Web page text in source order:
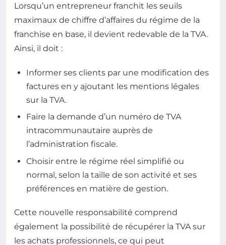
Lorsqu’un entrepreneur franchit les seuils
maximaux de chiffre d’affaires du régime de la
franchise en base, il devient redevable de la TVA.
Ainsi, il doit :
Informer ses clients par une modification des
factures en y ajoutant les mentions légales
sur la TVA.
Faire la demande d’un numéro de TVA
intracommunautaire auprès de
l’administration fiscale.
Choisir entre le régime réel simplifié ou
normal, selon la taille de son activité et ses
préférences en matière de gestion.
Cette nouvelle responsabilité comprend
également la possibilité de récupérer la TVA sur
les achats professionnels, ce qui peut